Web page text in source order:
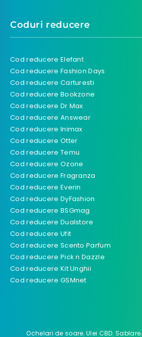
Coduri reducere
Cod reducere Elefant
Cod reducere Fashion Days
Cod reducere Carturesti
Cod reducere Bookzone
Cod reducere Dr Max
Cod reducere Answear
Cod reducere Inimax
Cod reducere Otter
Cod reducere Temu
Cod reducere Ozone
Cod reducere Fragranza
Cod reducere Everin
Cod reducere DyFashion
Cod reducere BSGmag
Cod reducere Dualstore
Cod reducere Ufit
Cod reducere Scento Parfum
Cod reducere Pick n Dazzle
Cod reducere Kit Unghii
Cod reducere GSMnet
Ochelari de soare,Ulei CBD,Sablare,